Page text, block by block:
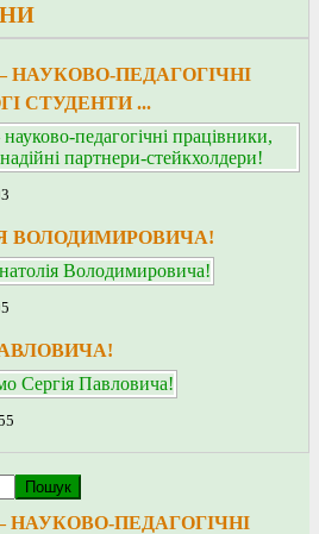
НАУКОВО-ПЕДАГОГІЧНІ
СТУДЕНТИ ...
ВОЛОДИМИРОВИЧА!
Пошук
НАУКОВО-ПЕДАГОГІЧНІ